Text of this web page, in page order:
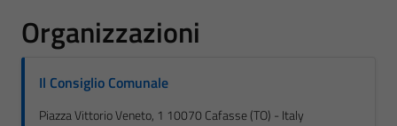
Organizzazioni
Il Consiglio Comunale
Piazza Vittorio Veneto, 1 10070 Cafasse (TO) - Italy